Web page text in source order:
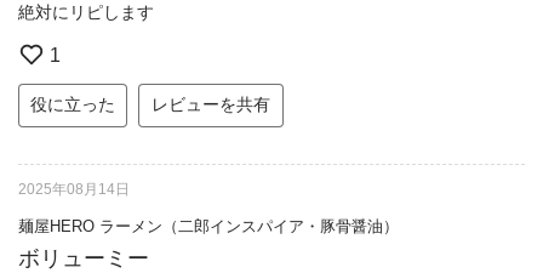
絶対にリピします
1
役に立った レビューを共有
2025年08月14日
麺屋HERO ラーメン（二郎インスパイア・豚骨醤油）
ボリューミー